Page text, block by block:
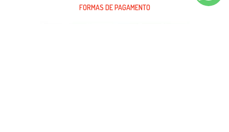
FORMAS DE PAGAMENTO